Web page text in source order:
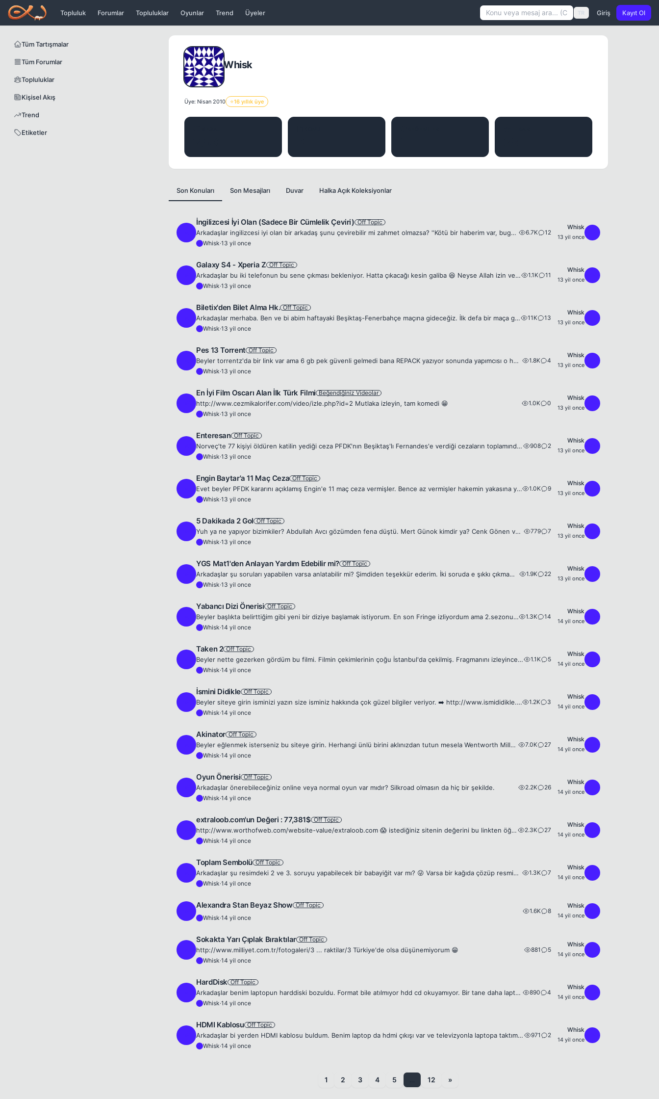
Icerige atla
Topluluk Forumlar Topluluklar Oyunlar Trend Üyeler TR Giriş Kayıt Ol
Tüm Tartışmalar
Tüm Forumlar
Topluluklar
Kişisel Akış
Trend
Etiketler
Whisk
Üye: Nisan 2010 ⭐16 yıllık üye
Son Konuları Son Mesajları Duvar Halka Açık Koleksiyonlar
İngilizcesi İyi Olan (Sadece Bir Cümlelik Çeviri) Off Topic
Arkadaşlar ingilizcesi iyi olan bir arkadaş şunu çevirebilir mi zahmet olmazsa? ''Kötü bir haberim var, bugün iyi niyetimin son kullanma tarihiydi. Artık her şey adamına göre.'' *Bu söz 'Donnie Brasco...
Whisk·13 yil once
6.7K 12
Whisk
13 yil once
Galaxy S4 - Xperia Z Off Topic
Arkadaşlar bu iki telefonun bu sene çıkması bekleniyor. Hatta çıkacağı kesin galiba 😆 Neyse Allah izin verirse bu iki telefondan birini almayı düşünüyorum. 2 senedir iPhone 4 kullandım. Memnundum. A...
Whisk·13 yil once
1.1K 11
Whisk
13 yil once
Biletix'den Bilet Alma Hk. Off Topic
Arkadaşlar merhaba. Ben ve bi abim haftayaki Beşiktaş-Fenerbahçe maçına gideceğiz. İlk defa bir maça gideceğiz. Kocaeli'de oturuyoruz. Gelelim asıl soruya ; biletler Salı günü 10'da satışa çıkçakmış....
Whisk·13 yil once
11K 13
Whisk
13 yil once
Pes 13 Torrent Off Topic
Beyler torrentz'da bir link var ama 6 gb pek güvenli gelmedi bana REPACK yazıyor sonunda yapımcısı o heralde razor filan olsa hemen indircem de bu repack güvenli midir? Ya da başka bildiğiniz torrent ...
Whisk·13 yil once
1.8K 4
Whisk
13 yil once
En İyi Film Oscarı Alan İlk Türk Filmi Beğendiğiniz Videolar
http://www.cezmikalorifer.com/video/izle.php?id=2 Mutlaka izleyin, tam komedi 😁
Whisk·13 yil once
1.0K 0
Whisk
13 yil once
Enteresan Off Topic
Norveç'te 77 kişiyi öldüren katilin yediği ceza PFDK'nın Beşiktaş'lı Fernandes'e verdiği cezaların toplamından az. 😆 😁 Beyler bu arada İspanya Futbol Federyasyonu, dün Victor Valdes'in elinden kaçır...
Whisk·13 yil once
908 2
Whisk
13 yil once
Engin Baytar'a 11 Maç Ceza Off Topic
Evet beyler PFDK kararını açıklamış Engin'e 11 maç ceza vermişler. Bence az vermişler hakemin yakasına yapışmak da ne demek Beşiktaşlıyım ama Galatasaray'ın bu adamı kesin göndermesi lazım.
Whisk·13 yil once
1.0K 9
Whisk
13 yil once
5 Dakikada 2 Gol Off Topic
Yuh ya ne yapıyor bizimkiler? Abdullah Avcı gözümden fena düştü. Mert Günok kimdir ya? Cenk Gönen varken Tolga Zengin varken Sinan Bolat varken bu da kim? Daha 3-4 gün önce kupa maçında neler yaptığı...
Whisk·13 yil once
779 7
Whisk
13 yil once
YGS Mat1'den Anlayan Yardım Edebilir mi? Off Topic
Arkadaşlar şu soruları yapabilen varsa anlatabilir mi? Şimdiden teşekkür ederim. İki soruda e şıkkı çıkmamış birinde e şıkkı 5 birinde 11 zaten anlaşılıyor şıklar sırayla gittiğinden. Spoiler Spoiler ...
Whisk·13 yil once
1.9K 22
Whisk
13 yil once
Yabancı Dizi Önerisi Off Topic
Beyler başlıkta belirttiğim gibi yeni bir diziye başlamak istiyorum. En son Fringe izliyordum ama 2.sezonun ortasında baydı bıraktım hiç sürükleyicilik yoktu güzeldi ama bir bölümü izledikten sonra d...
Whisk·14 yil once
1.3K 14
Whisk
14 yil once
Taken 2 Off Topic
Beyler nette gezerken gördüm bu filmi. Filmin çekimlerinin çoğu İstanbul'da çekilmiş. Fragmanını izleyince anlarsınız zaten. Bu serinin 1. filmini filan izlemedim hatta ilk defa duydum bu filmi. Ama ...
Whisk·14 yil once
1.1K 5
Whisk
14 yil once
İsmini Didikle Off Topic
Beyler siteye girin isminizi yazın size isminiz hakkında çok güzel bilgiler veriyor. ➡️ http://www.ismididikle.com/ Spoiler Beyler Yusuf yazıp aratır mısınız? Türkiye'de kaçıncı sırada ve de Amerika'...
Whisk·14 yil once
1.2K 3
Whisk
14 yil once
Akinator Off Topic
Beyler eğlenmek isterseniz bu siteye girin. Herhangi ünlü birini aklınızdan tutun mesela Wentworth Miller sonra sorulan sorulara cevap verin. Tuttuğunuz adamı genelde hep biliyor. http://tr.akinator.c...
Whisk·14 yil once
7.0K 27
Whisk
14 yil once
Oyun Önerisi Off Topic
Arkadaşlar önerebileceğiniz online veya normal oyun var mıdır? Silkroad olmasın da hiç bir şekilde.
Whisk·14 yil once
2.2K 26
Whisk
14 yil once
extraloob.com'un Değeri : 77,381$ Off Topic
http://www.worthofweb.com/website-value/extraloob.com 😱 istediğiniz sitenin değerini bu linkten öğrenebilirsiniz : http://www.worthofweb.com/
Whisk·14 yil once
2.3K 27
Whisk
14 yil once
Toplam Sembolü Off Topic
Arkadaşlar şu resimdeki 2 ve 3. soruyu yapabilecek bir babayiğit var mı? 😜 Varsa bir kağıda çözüp resmini çekip buraya atabilir mi zahmet olmazsa? Ya da burdan anlatabiliyorsa? edit : Resmin orjinal ...
Whisk·14 yil once
1.3K 7
Whisk
14 yil once
Alexandra Stan Beyaz Show Off Topic
Whisk·14 yil once
1.6K 8
Whisk
14 yil once
Sokakta Yarı Çıplak Bıraktılar Off Topic
http://www.milliyet.com.tr/fotogaleri/3 ... raktilar/3 Türkiye'de olsa düşünemiyorum 😁
Whisk·14 yil once
881 5
Whisk
14 yil once
HardDisk Off Topic
Arkadaşlar benim laptopun harddiski bozuldu. Format bile atılmıyor hdd cd okuyamıyor. Bir tane daha laptopum var ondaki harddiski alıp bu bozulan laptopuma taksam olur mu? Ya da yeni bir hardisk alsam...
Whisk·14 yil once
890 4
Whisk
14 yil once
HDMI Kablosu Off Topic
Arkadaşlar bi yerden HDMI kablosu buldum. Benim laptop da hdmi çıkışı var ve televizyonla laptopa taktım laptoptaki görüntü aynen televizyona yansıdı hatta internet tarayıcısı filan açınca da gösterdi...
Whisk·14 yil once
971 2
Whisk
14 yil once
1 2 3 4 5 12 »